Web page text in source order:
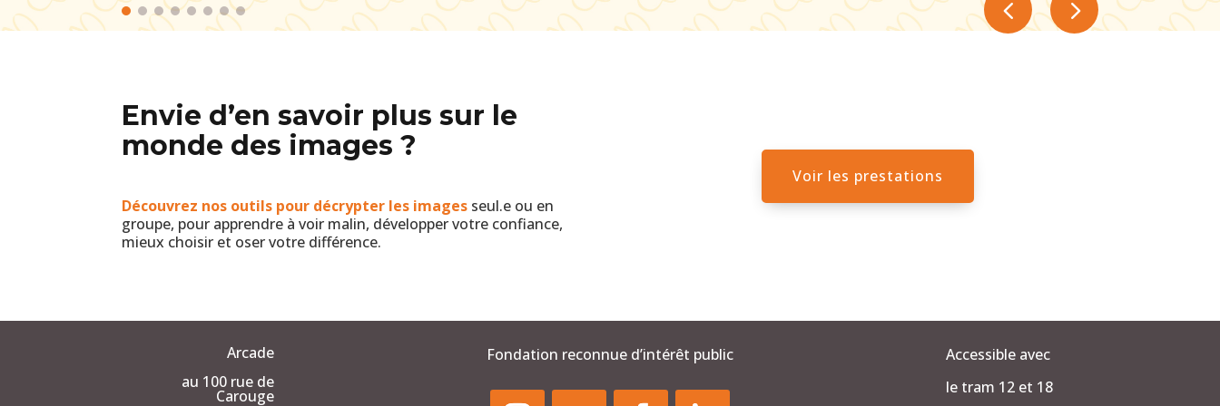
Envie d’en savoir plus sur le
monde des images ?
Découvrez nos outils pour décrypter les images seul.e ou en
groupe, pour apprendre à voir malin, développer votre confiance,
mieux choisir et oser votre différence.
Voir les prestations
Arcade
au 100 rue de
Carouge
Fondation reconnue d’intérêt public
Accessible avec
le tram 12 et 18